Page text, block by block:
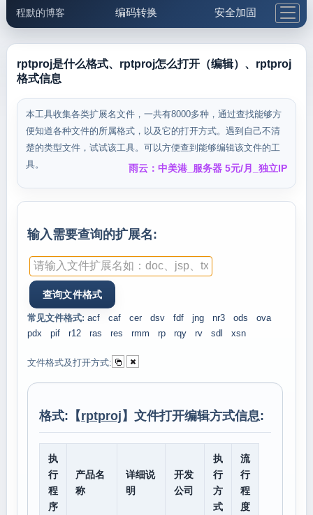
程默的博客 编码转换 安全加固
邮件工具 生活便民 更多工具
rptproj是什么格式、rptproj怎么打开（编辑）、rptproj
格式信息
本工具收集各类扩展名文件，一共有8000多种，通过查找能够方
便知道各种文件的所属格式，以及它的打开方式。遇到自己不清
楚的类型文件，试试该工具。可以方便查到能够编辑该文件的工
具。
雨云：中美港_服务器 5元/月_独立IP
输入需要查询的扩展名:
常见文件格式: acf caf cer dsv fdf jng nr3 ods
ova
pdx
pif r12 ras res rmm rp rqy rv sdl xsn
文件格式及打开方式:
格式:【rptproj 】文件打开编辑方式信息:
执
行
程
序
产品名
称
详细说
明
开发
公司
执
行
方
式
流
行
程
度